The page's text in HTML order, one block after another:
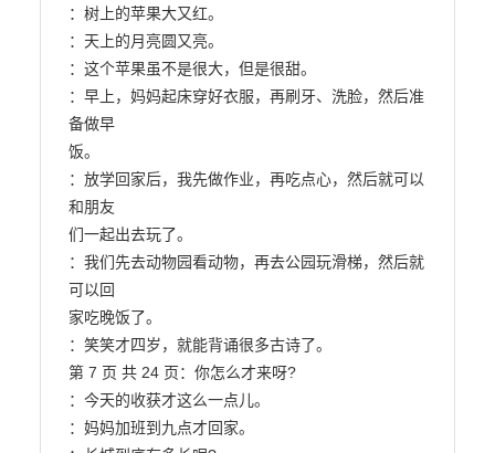
：树上的苹果大又红。
：天上的月亮圆又亮。
：这个苹果虽不是很大，但是很甜。
：早上，妈妈起床穿好衣服，再刷牙、洗脸，然后准
备做早
饭。
：放学回家后，我先做作业，再吃点心，然后就可以
和朋友
们一起出去玩了。
：我们先去动物园看动物，再去公园玩滑梯，然后就
可以回
家吃晚饭了。
：笑笑才四岁，就能背诵很多古诗了。
第 7 页 共 24 页：你怎么才来呀?
：今天的收获才这么一点儿。
：妈妈加班到九点才回家。